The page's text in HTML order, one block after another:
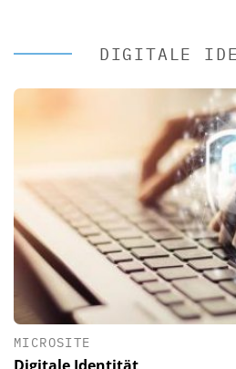
DIGITALE
MICROSITE
Digitale Identität